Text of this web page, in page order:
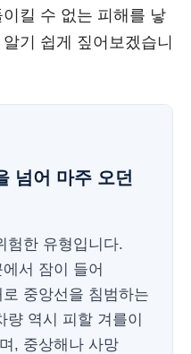
킬 수 없는 피해를 낳
기 쉽게 짚어보겠습니
넘어 마주 오던
험한 유형입니다.
서 잠이 들어
중앙선을 침범하는
량 역시 피할 겨를이
, 중상해나 사망